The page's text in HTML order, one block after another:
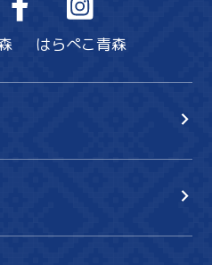
はらぺこ青森